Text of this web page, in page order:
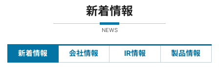
新着情報
NEWS
新着情報 会社情報 IR情報 製品情報